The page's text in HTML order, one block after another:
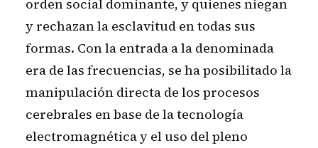
orden social dominante, y quienes niegan
y rechazan la esclavitud en todas sus
formas. Con la entrada a la denominada
era de las frecuencias, se ha posibilitado la
manipulación directa de los procesos
cerebrales en base de la tecnología
electromagnética y el uso del pleno